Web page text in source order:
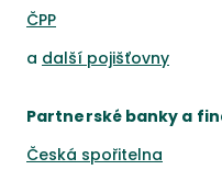
ČPP
a další pojišťovny
Partnerské banky a
Česká spořitelna